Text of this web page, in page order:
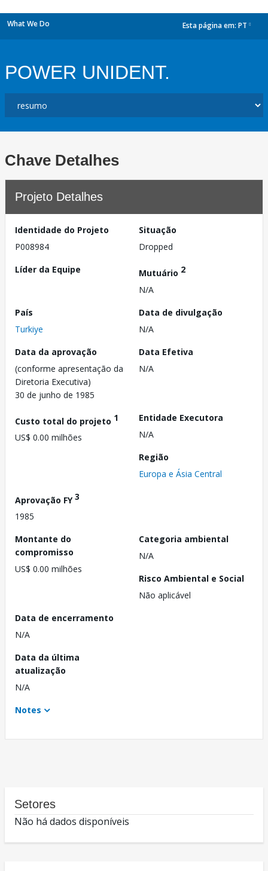
What We Do Esta página em: PT
POWER UNIDENT.
Chave Detalhes
Projeto Detalhes
Identidade do Projeto
P008984
Situação
Dropped
Líder da Equipe
Mutuário 2
N/A
País
Turkiye
Data de divulgação
N/A
Data da aprovação
(conforme apresentação da
Diretoria Executiva)
30 de junho de 1985
Data Efetiva
N/A
Custo total do projeto 1
US$ 0.00 milhões
Entidade Executora
N/A
Região
Europa e Ásia Central
Aprovação FY3
1985
Montante do
compromisso
US$ 0.00 milhões
Categoria ambiental
N/A
Risco Ambiental e Social
Não aplicável
Data de encerramento
N/A
Data da última
atualização
N/A
Notes
Setores
Não há dados disponíveis